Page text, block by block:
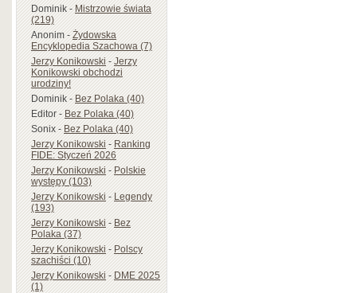
Dominik-Mistrzowie świata
(219)
Anonim-Żydowska
Encyklopedia Szachowa (7)
Jerzy Konikowski-Jerzy
Konikowski obchodzi
urodziny!
Dominik-Bez Polaka (40)
Editor-Bez Polaka (40)
Sonix-Bez Polaka (40)
Jerzy Konikowski-Ranking
FIDE: Styczeń 2026
Jerzy Konikowski-Polskie
występy (103)
Jerzy Konikowski-Legendy
(193)
Jerzy Konikowski-Bez
Polaka (37)
Jerzy Konikowski-Polscy
szachiści (10)
Jerzy Konikowski-DME 2025
(1)